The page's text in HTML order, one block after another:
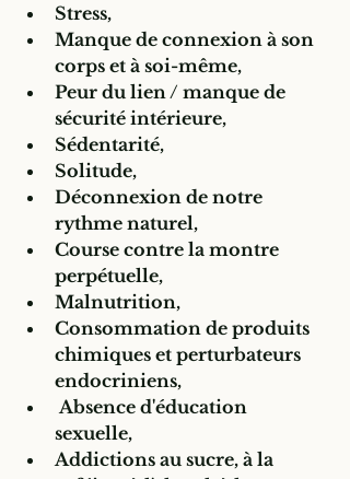
Stress,
Manque de connexion à son
corps et à soi-même,
Peur du lien / manque de
sécurité intérieure,
Sédentarité,
Solitude,
Déconnexion de notre
rythme naturel,
Course contre la montre
perpétuelle,
Malnutrition,
Consommation de produits
chimiques et perturbateurs
endocriniens,
sexuelle,
Addictions au sucre, à la